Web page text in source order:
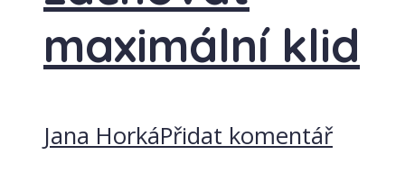
maximální klid
Jana HorkáPřidat komentář